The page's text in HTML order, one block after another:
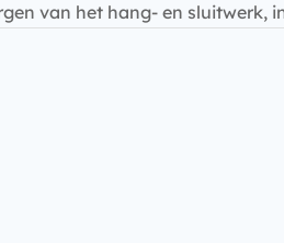
van het hang- en sluitwerk,